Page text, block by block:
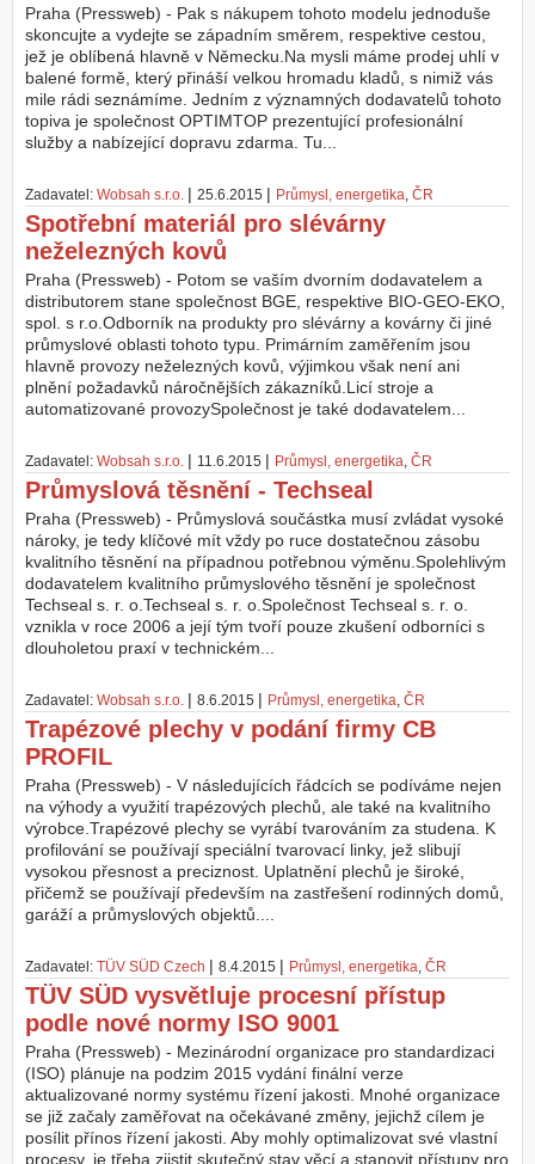
Praha (Pressweb) - Pak s nákupem tohoto modelu jednoduše
skoncujte a vydejte se západním směrem, respektive cestou,
jež je oblíbená hlavně v Německu.Na mysli máme prodej uhlí v
balené formě, který přináší velkou hromadu kladů, s nimiž vás
mile rádi seznámíme. Jedním z významných dodavatelů tohoto
topiva je společnost OPTIMTOP prezentující profesionální
služby a nabízející dopravu zdarma. Tu...
Zadavatel: Wobsah s.r.o. | 25.6.2015 | Průmysl, energetika, ČR
Spotřební materiál pro slévárny
neželezných kovů
Praha (Pressweb) - Potom se vaším dvorním dodavatelem a
distributorem stane společnost BGE, respektive BIO-GEO-EKO,
spol. s r.o.Odborník na produkty pro slévárny a kovárny či jiné
průmyslové oblasti tohoto typu. Primárním zaměřením jsou
hlavně provozy neželezných kovů, výjimkou však není ani
plnění požadavků náročnějších zákazníků.Licí stroje a
automatizované provozySpolečnost je také dodavatelem...
Zadavatel: Wobsah s.r.o. | 11.6.2015 | Průmysl, energetika, ČR
Průmyslová těsnění - Techseal
Praha (Pressweb) - Průmyslová součástka musí zvládat vysoké
nároky, je tedy klíčové mít vždy po ruce dostatečnou zásobu
kvalitního těsnění na případnou potřebnou výměnu.Spolehlivým
dodavatelem kvalitního průmyslového těsnění je společnost
Techseal s. r. o.Techseal s. r. o.Společnost Techseal s. r. o.
vznikla v roce 2006 a její tým tvoří pouze zkušení odborníci s
dlouholetou praxí v technickém...
Zadavatel: Wobsah s.r.o. | 8.6.2015 | Průmysl, energetika, ČR
Trapézové plechy v podání firmy CB
PROFIL
Praha (Pressweb) - V následujících řádcích se podíváme nejen
na výhody a využití trapézových plechů, ale také na kvalitního
výrobce.Trapézové plechy se vyrábí tvarováním za studena. K
profilování se používají speciální tvarovací linky, jež slibují
vysokou přesnost a preciznost. Uplatnění plechů je široké,
přičemž se používají především na zastřešení rodinných domů,
garáží a průmyslových objektů....
Zadavatel: TÜV SÜD Czech | 8.4.2015 | Průmysl, energetika, ČR
TÜV SÜD vysvětluje procesní přístup
podle nové normy ISO 9001
Praha (Pressweb) - Mezinárodní organizace pro standardizaci
(ISO) plánuje na podzim 2015 vydání finální verze
aktualizované normy systému řízení jakosti. Mnohé organizace
se již začaly zaměřovat na očekávané změny, jejichž cílem je
posílit přínos řízení jakosti. Aby mohly optimalizovat své vlastní
procesy, je třeba zjistit skutečný stav věcí a stanovit přístupy pro